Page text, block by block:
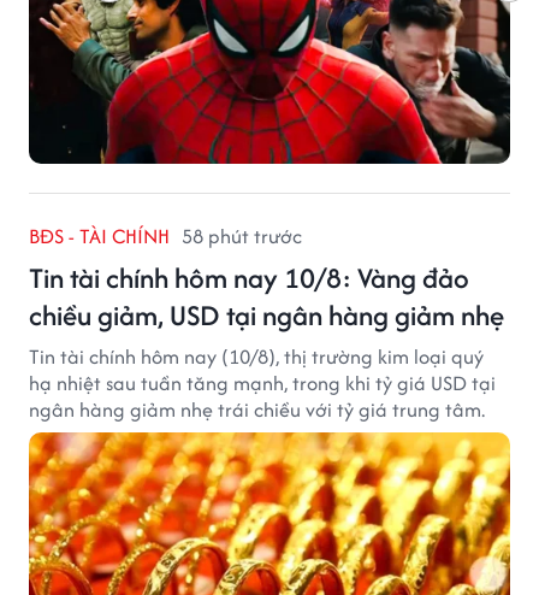
BĐS - TÀI CHÍNH 58 phút trước
Tin tài chính hôm nay 10/8: Vàng đảo
chiều giảm, USD tại ngân hàng giảm nhẹ
Tin tài chính hôm nay (10/8), thị trường kim loại quý
hạ nhiệt sau tuần tăng mạnh, trong khi tỷ giá USD tại
ngân hàng giảm nhẹ trái chiều với tỷ giá trung tâm.